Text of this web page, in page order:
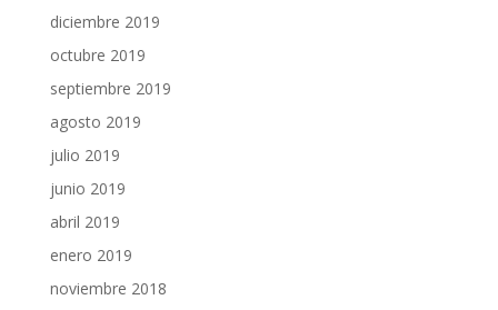
diciembre 2019
octubre 2019
septiembre 2019
agosto 2019
julio 2019
junio 2019
abril 2019
enero 2019
noviembre 2018